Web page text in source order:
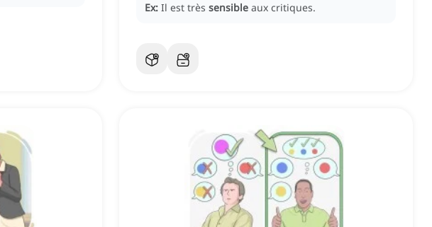
Ex: Il est très sensible aux critiques.